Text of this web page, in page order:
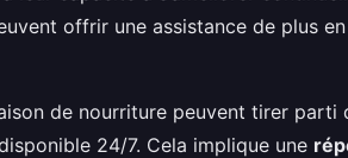
offrir une assistance de plus
de nourriture peuvent tirer parti
24/7. Cela implique une